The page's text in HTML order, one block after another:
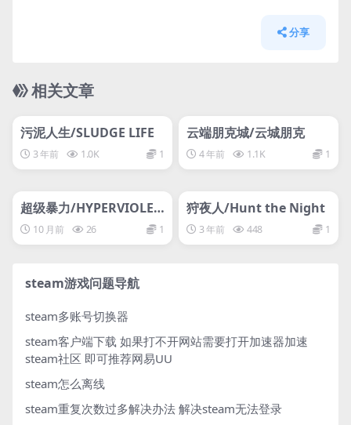
分享
相关文章
网盘下载游戏
污泥人生/SLUDGE LIFE
3 年前 1.0K 1
网盘下载游戏
云端朋克城/云城朋克
4 年前 1.1K 1
网盘下载游戏
超级暴力/HYPERVIOLEN
T 10 月前 26 1
网盘下载游戏
狩夜人/Hunt the Night
3 年前 448 1
steam游戏问题导航
steam多账号切换器
steam客户端下载 如果打不开网站需要打开加速器加速
steam社区 即可推荐网易UU
steam怎么离线
steam重复次数过多解决办法 解决steam无法登录